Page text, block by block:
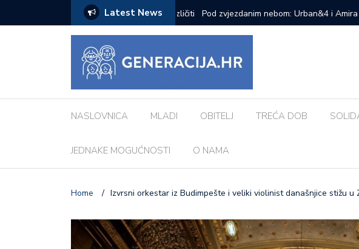
Latest News
inspiriranu europskim gradovima: ‘Različiti
Pod zvjezdanim nebom: Urban&4 i Amira
Morosini-Grimani
NASLOVNICA MLADI OBITELJ TREĆA DOB
JEDNAKE MOGUĆNOSTI O NAMA
Home / Izvrsni orkestar iz Budimpešte i veliki violinist današnjice stižu u